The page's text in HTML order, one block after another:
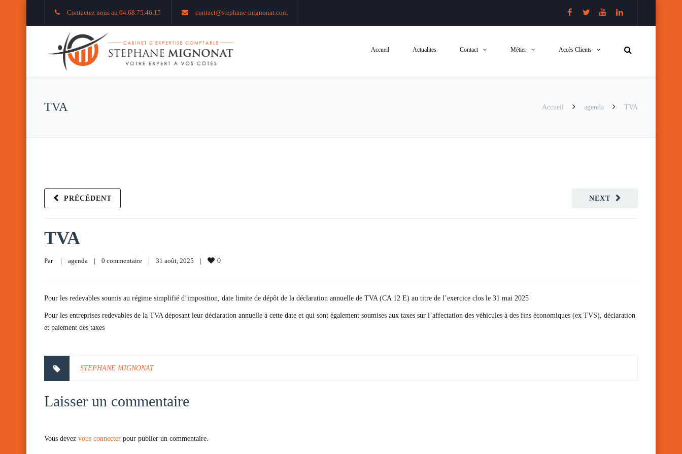
Contactez nous au 04.68.75.46.15 contact@stephane-mignonat.com
Accueil Actualites Contact Métier Accès Clients
TVA Accueil agenda TVA
NEXT
PRÉCÉDENT
TVA
Par | agenda | 0 commentaire | 31 août, 2025 | 0
Pour les redevables soumis au régime simplifié d’imposition, date limite de dépôt de la déclaration annuelle de TVA (CA 12 E) au titre de l’exercice clos le 31 mai 2025
Pour les entreprises redevables de la TVA déposant leur déclaration annuelle à cette date et qui sont également soumises aux taxes sur l’affectation des véhicules à des fins économiques (ex TVS), déclaration
et paiement des taxes
STEPHANE MIGNONAT
Laisser un commentaire
Vous devez vous connecter pour publier un commentaire.